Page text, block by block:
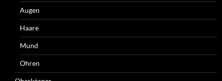
Augen
Haare
Mund
Ohren